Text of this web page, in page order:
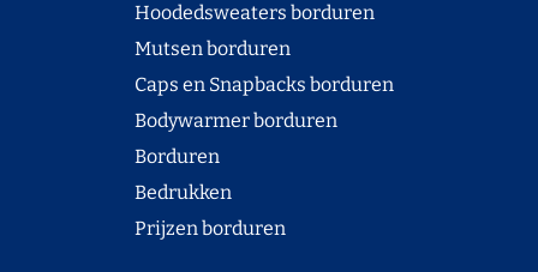
Hoodedsweaters borduren
Mutsen borduren
Caps en Snapbacks borduren
Bodywarmer borduren
Borduren
Bedrukken
Prijzen borduren